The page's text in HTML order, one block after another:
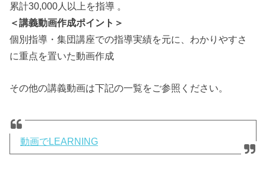
累計30,000人以上を指導 。
＜講義動画作成ポイント＞
個別指導・集団講座での指導実績を元に、わかりやすさ
に重点を置いた動画作成
その他の講義動画は下記の一覧をご参照ください。
動画でLEARNING